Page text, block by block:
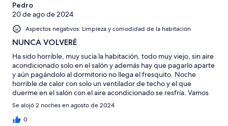
Pedro
20 de ago de 2024
Aspectos negativos: Limpieza y comodidad de la habitación
NUNCA VOLVERÉ
Ha sido horrible, muy sucia la habitación, todo muy viejo, sin aire
acondicionado solo en el salón y además hay que pagarlo aparte
y aún pagándolo al dormitorio no llega el fresquito. Noche
horrible de calor con solo un ventilador de techo y el que
duerme en el salón con el aire acondicionado se resfría. Vamos
todo horrible
Se alojó 2 noches en agosto de 2024
0